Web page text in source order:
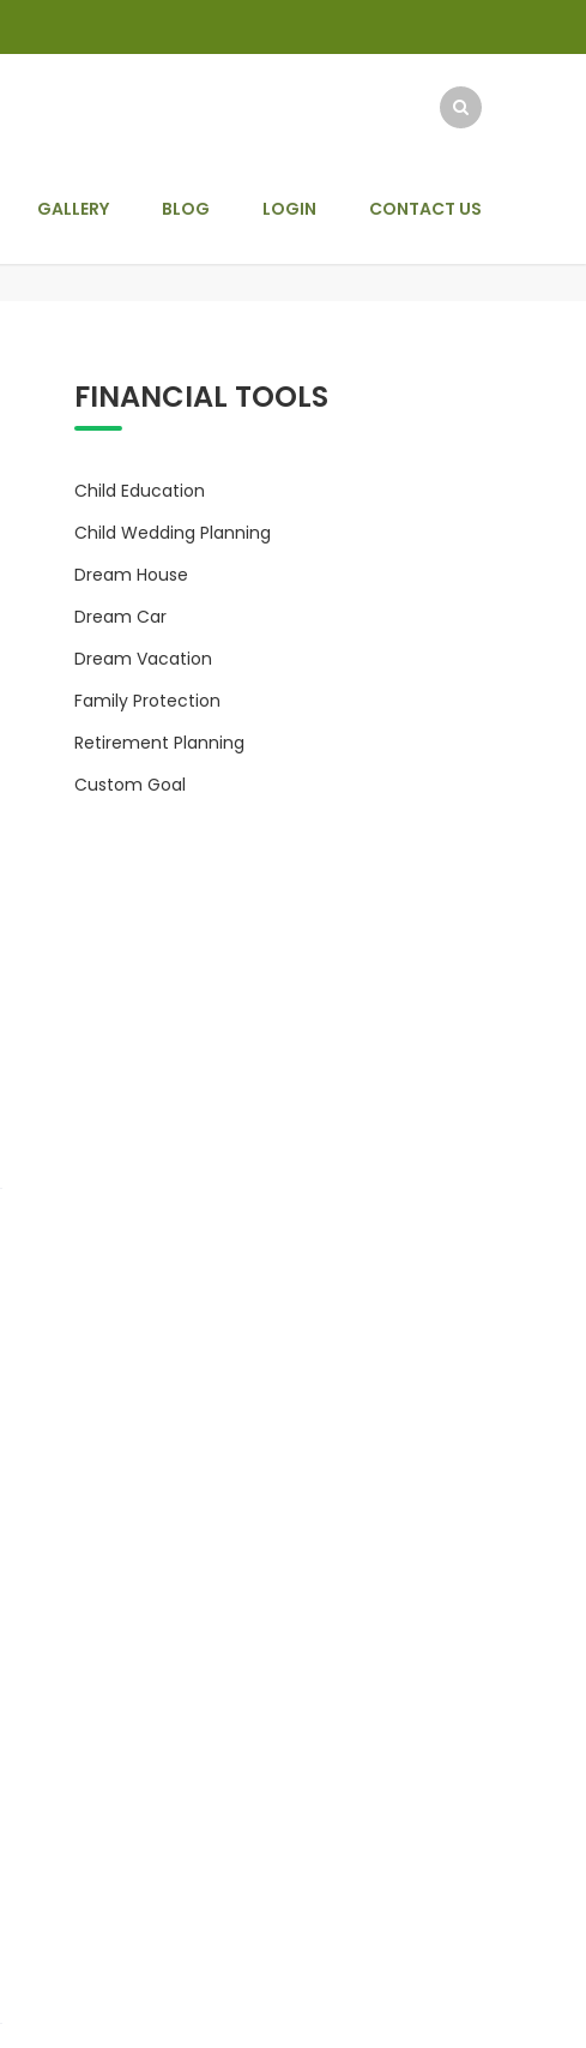
GALLERY BLOG LOGIN CONTACT US
FINANCIAL TOOLS
Child Education
Child Wedding Planning
Dream House
Dream Car
Dream Vacation
Family Protection
Retirement Planning
Custom Goal